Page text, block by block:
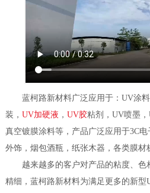
蓝柯路新材料广泛应用于：UV涂料
装， UV加硬液 ， UV胶粘剂，UV喷墨
真空镀膜涂料等，产品广泛应用于3C
外饰，烟包酒瓶，纸张木器，各类膜材
越来越多的客户对产品的粘度、色
精细，蓝柯路新材料为满足更多的新型